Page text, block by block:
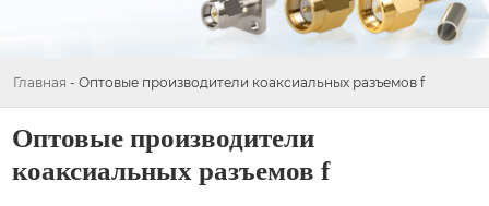
Главная - Оптовые производители коаксиальных разъемов f
Оптовые производители
коаксиальных разъемов f